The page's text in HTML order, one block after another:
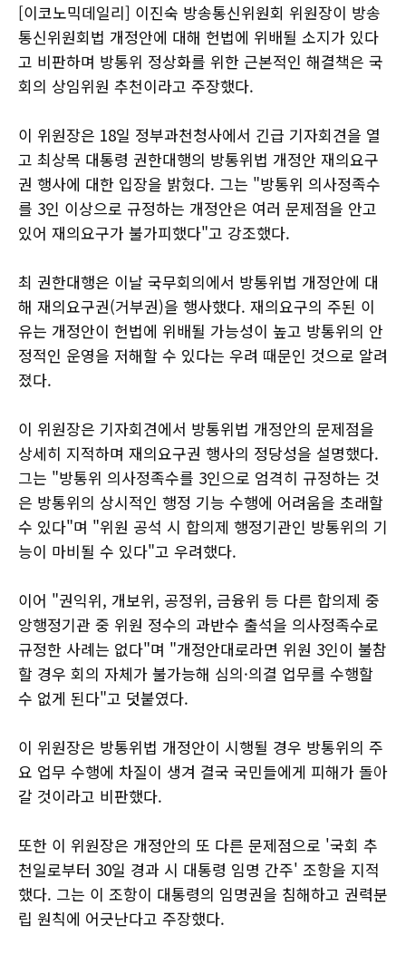
[이코노믹데일리] 이진숙 방송통신위원회 위원장이 방송
통신위원회법 개정안에 대해 헌법에 위배될 소지가 있다
고 비판하며 방통위 정상화를 위한 근본적인 해결책은 국
회의 상임위원 추천이라고 주장했다.
이 위원장은 18일 정부과천청사에서 긴급 기자회견을 열
고 최상목 대통령 권한대행의 방통위법 개정안 재의요구
권 행사에 대한 입장을 밝혔다. 그는 "방통위 의사정족수
를 3인 이상으로 규정하는 개정안은 여러 문제점을 안고
있어 재의요구가 불가피했다"고 강조했다.
최 권한대행은 이날 국무회의에서 방통위법 개정안에 대
해 재의요구권(거부권)을 행사했다. 재의요구의 주된 이
유는 개정안이 헌법에 위배될 가능성이 높고 방통위의 안
정적인 운영을 저해할 수 있다는 우려 때문인 것으로 알려
졌다.
이 위원장은 기자회견에서 방통위법 개정안의 문제점을
상세히 지적하며 재의요구권 행사의 정당성을 설명했다.
그는 "방통위 의사정족수를 3인으로 엄격히 규정하는 것
은 방통위의 상시적인 행정 기능 수행에 어려움을 초래할
수 있다"며 "위원 공석 시 합의제 행정기관인 방통위의 기
능이 마비될 수 있다"고 우려했다.
이어 "권익위, 개보위, 공정위, 금융위 등 다른 합의제 중
앙행정기관 중 위원 정수의 과반수 출석을 의사정족수로
규정한 사례는 없다"며 "개정안대로라면 위원 3인이 불참
할 경우 회의 자체가 불가능해 심의·의결 업무를 수행할
수 없게 된다"고 덧붙였다.
이 위원장은 방통위법 개정안이 시행될 경우 방통위의 주
요 업무 수행에 차질이 생겨 결국 국민들에게 피해가 돌아
갈 것이라고 비판했다.
또한 이 위원장은 개정안의 또 다른 문제점으로 '국회 추
천일로부터 30일 경과 시 대통령 임명 간주' 조항을 지적
했다. 그는 이 조항이 대통령의 임명권을 침해하고 권력분
립 원칙에 어긋난다고 주장했다.